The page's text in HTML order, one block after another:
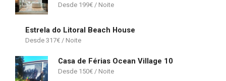
199€
Estrela do Litoral Beach House
317€
Casa de Férias Ocean Village 10
150€